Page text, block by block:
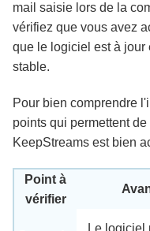
mail saisie lors de la
vérifiez que vous avez
que le logiciel est à jour
stable.
Pour bien comprendre
points qui permettent
KeepStreams est bien
Point à
vérifier
Le logiciel